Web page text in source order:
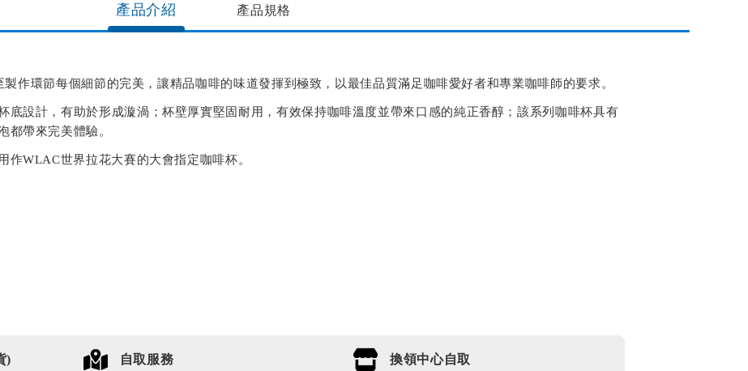
產品介紹 產品規格​
作環節每個細節的完美，讓精品咖啡的味道發揮到極致，以最佳品質滿足咖啡愛好者和專業咖啡師的要求。
底設計，有助於形成漩渦；杯壁厚實堅固耐用，有效保持咖啡溫度並帶來口感的純正香醇；該系列咖啡杯具有
都帶來完美體驗。
作WLAC世界拉花大賽的大會指定咖啡杯。
) 自取服務 換領中心自取